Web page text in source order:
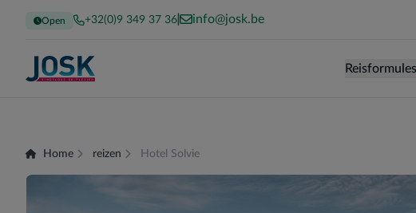
Open +32(0)9 349 37 36 info@josk.be
Terug naar de homepage
Reisformules
Home reizen Hotel Solvie